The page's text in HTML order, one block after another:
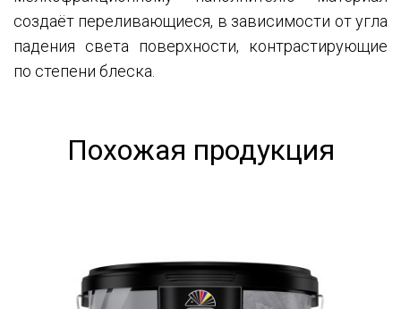
создаёт переливающиеся, в зависимости от угла
падения света поверхности, контрастирующие
по степени блеска.
Похожая продукция